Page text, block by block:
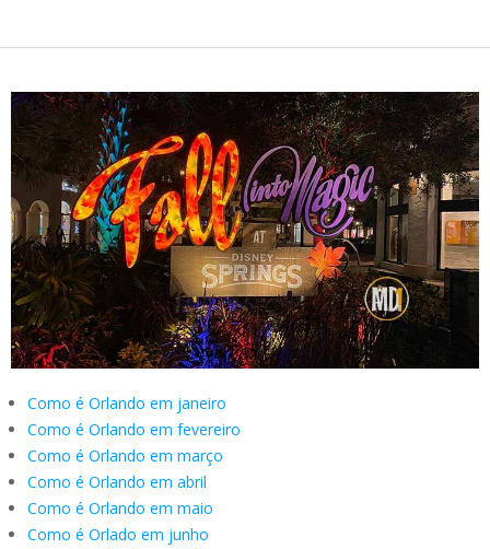
Como é Orlando em janeiro
Como é Orlando em fevereiro
Como é Orlando em março
Como é Orlando em abril
Como é Orlando em maio
Como é Orlado em junho